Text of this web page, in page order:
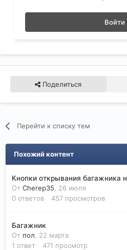
Войти
Поделиться
Перейти к списку тем
Похожий контент
Кнопки открывания багажника
От Cherep35
26 июля
0 ответов 457 просмотров
Багажник
От пол
22 марта
1 ответ 471 просмотр